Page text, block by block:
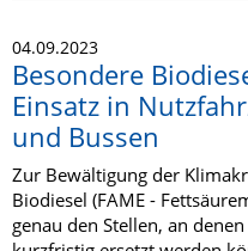
04.09.2023
Besondere
Einsatz in
und Bussen
Zur Bewältigung der
Biodiesel (FAME -
genau den Stellen, an